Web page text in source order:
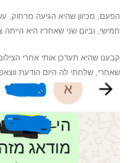
הפעם, מכיוון שהיא הגיעה מרחוק,
חמישי, וביום שני שאחריו היא
קבענו שהיא תעדכן אותי אחרי
שאחרי, שלחתי לה היום הודעת